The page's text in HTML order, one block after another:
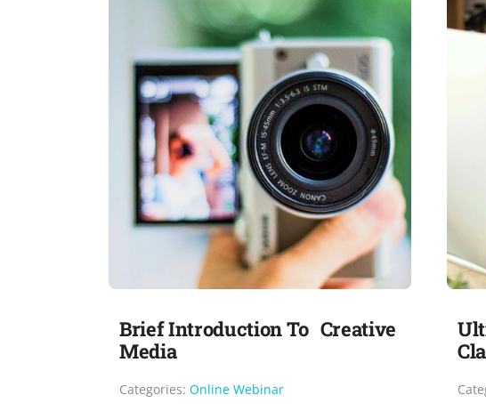
Brief Introduction To Creative
Media
Categories: Online Webinar